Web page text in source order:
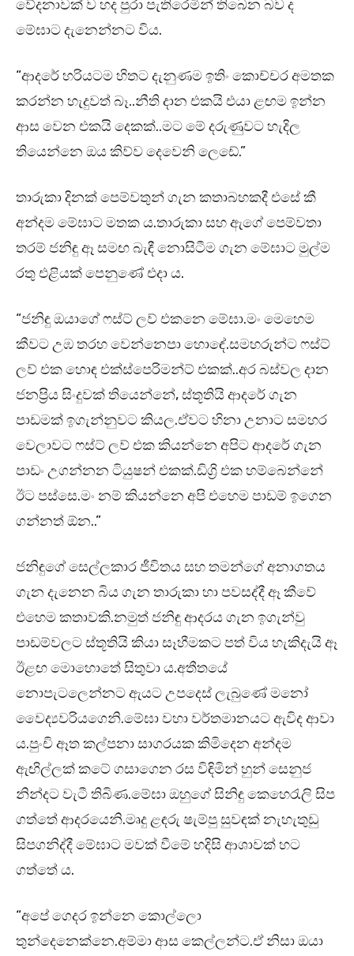
වේදනාවක් ව හද පුරා පැතිරෙමින් තිබෙන බව ද
මේඝාට දැනෙන්නට විය.
“ආදරේ හරියටම හිතට දැනුණම ඉතිං කොච්චර අමතක
කරන්න හැදුවත් බෑ..නීති දාන එකයි එයා ළඟම ඉන්න
ආස වෙන එකයි දෙකක්..මට මේ දරුණුවට හැදිල
තියෙන්නෙ ඔය කිව්ව දෙවෙනි ලෙඩේ.”
තාරුකා දිනක් පෙම්වතුන් ගැන කතාබහකදී එසේ කී
අන්දම මේඝාට මතක ය.තාරුකා සහ ඇගේ පෙම්වතා
තරම් ජනිඳු ඈ සමඟ බැඳී නොසිටීම ගැන මේඝාට මුල්ම
රතු එළියක් පෙනුණේ එදා ය.
“ජනිඳු ඔයාගේ ෆස්ට් ලව් එකනෙ මේඝා.මං මෙහෙම
කීවට උඹ තරහ වෙන්නෙපා හොඳේ.සමහරුන්ට ෆස්ට්
ලව් එක හොඳ එක්ස්පෙරිමන්ට් එකක්..අර බස්වල දාන
ජනප්‍රිය සිංදුවක් තියෙන්නේ, ස්තූතියි ආදරේ ගැන
පාඩමක් ඉගැන්නුවට කියල.ඒවට හිනා උනාට සමහර
වෙලාවට ෆස්ට් ලව් එක කියන්නෙ අපිට ආදරේ ගැන
පාඩං උගන්නන ටියුෂන් එකක්.ඩිග්‍රි එක හම්බෙන්නේ
ඊට පස්සෙ.මං නම් කියන්නෙ අපි එහෙම පාඩම් ඉගෙන
ගන්නත් ඕන..”
ජනිඳුගේ සෙල්ලකාර ජීවිතය සහ තමන්ගේ අනාගතය
ගැන දැනෙන බිය ගැන තාරුකා හා පවසද්දී ඈ කීවේ
එහෙම කතාවකි.නමුත් ජනිඳු ආදරය ගැන ඉගැන්වු
පාඩම්වලට ස්තූතියි කියා සෑහීමකට පත් විය හැකිදැයි ඈ
ඊළඟ මොහොතේ සිතුවා ය.අතීතයේ
නොපැටලෙන්නට ඇයට උපදෙස් ලැබුණේ මනෝ
වෛද්‍යවරියගෙනි.මේඝා වහා වර්තමානයට ඇවිද ආවා
ය.පුංචි ඈත කල්පනා සාගරයක කිමිදෙන අන්දම
ඇඟිල්ලක් කටේ ගසාගෙන රස විඳිමින් හුන් සෙනුජ
නින්දට වැටී තිබිණ.මේඝා ඔහුගේ සිනිඳු කෙහෙරැලි සිප
ගත්තේ ආදරයෙනි.මෘදු ළඳරු ෂැම්පු සුවඳක් නැහැතුඩු
සිපගනිද්දී මේඝාට මවක් වීමේ හදිසි ආශාවක් හට
ගත්තේ ය.
“අපේ ගෙදර ඉන්නෙ කොල්ලො
තුන්දෙනෙක්නෙ.අම්මා ආස කෙල්ලන්ට.ඒ නිසා ඔයා